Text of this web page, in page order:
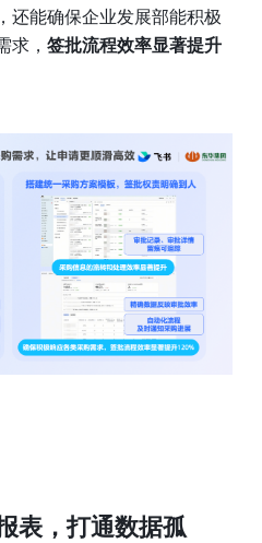
还能确保企业发展部能积极
求， 签批流程效率显著提升
表，打通数据孤